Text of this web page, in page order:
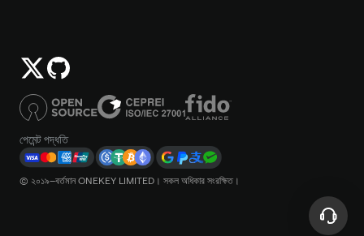
পেমেন্ট পদ্ধতি
© ২০১৯–বর্তমান ONEKEY LIMITED। সকল অধিকার সংরক্ষিত।